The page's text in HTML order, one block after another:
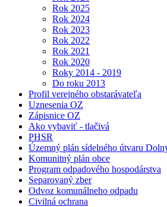
Rok 2025
Rok 2024
Rok 2023
Rok 2022
Rok 2021
Rok 2020
Roky 2014 - 2019
Do roku 2013
Profil verejného obstarávateľa
Uznesenia OZ
Zápisnice OZ
Ako vybaviť - tlačivá
PHSR
Územný plán sídelného útvaru
Komunitný plán obce
Program odpadového hospodárstva
Separovaný zber
Odvoz komunálneho odpadu
Civilná ochrana